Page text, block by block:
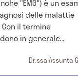
"EMG") è un
delle malattie
il termine
in generale...
Dr.ssa Assunta